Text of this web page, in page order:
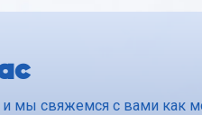
и мы свяжемся с вами как